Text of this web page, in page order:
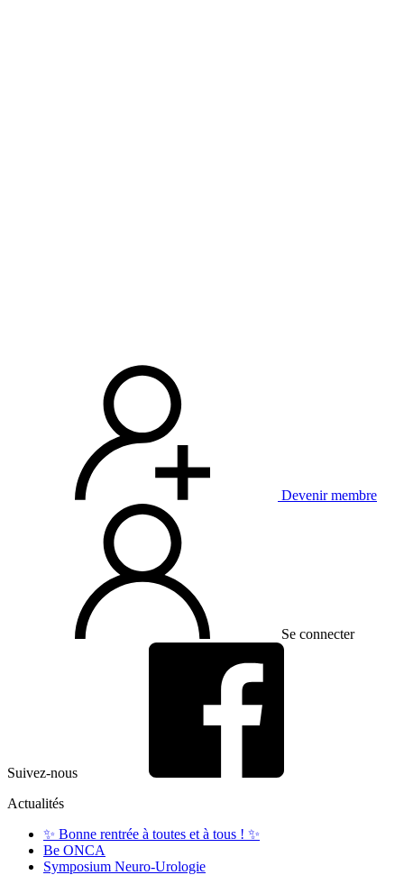
Devenir membre
Se connecter
Suivez-nous
Actualités
✨ Bonne rentrée à toutes et à tous ! ✨
Be ONCA
Symposium Neuro-Urologie